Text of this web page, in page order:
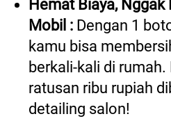
Hemat Biaya, Nggak
Mobil : Dengan 1
kamu bisa
berkali-kali di
ratusan ribu rupiah
detailing salon!